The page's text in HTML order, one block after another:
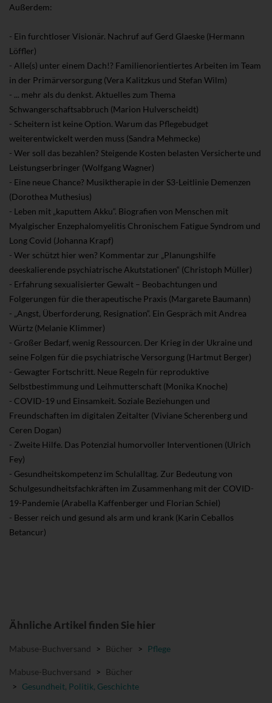
Außerdem:
- Ein furchtloser Visionär. Nachruf auf Gerd Glaeske (Hermann
Löffler)
- Alle(s) unter einem Dach!? Familienorientiertes Arbeiten im Team
in der Primärversorgung (Vera Kalitzkus und Stefan Wilm)
- ... mehr als du denkst. Aktuelles zum Thema
Schwangerschaftsabbruch (Marion Hulverscheidt)
- Scheitern ist keine Option. Warum das Pflegebudget
weiterentwickelt werden muss (Sandra Mehmecke)
- Wer soll das bezahlen? Steigende Kosten belasten Versicherte und
Leistungserbringer (Wolfgang Wagner)
- Eine neue Chance? Musiktherapie in der S3-Leitlinie Demenzen
(Dorothea Muthesius)
- Leben mit „kaputtem Akku“. Biografien von Menschen mit
Myalgischer Enzephalomyelitis Chronischem Fatigue Syndrom und
Long Covid (Johanna Krapf)
- Wer schützt hier wen? Kommentar zur „Planungshilfe
deeskalierende psychiatrische Akutstationen“ (Christoph Müller)
- Erfahrung sexualisierter Gewalt – Beobachtungen und
Folgerungen für die therapeutische Praxis (Margarete Baumann)
- „Angst, Überforderung, Resignation“. Ein Gespräch mit Andrea
Würtz (Melanie Klimmer)
- Großer Bedarf, wenig Ressourcen. Der Krieg in der Ukraine und
seine Folgen für die psychiatrische Versorgung (Hartmut Berger)
- Gewagter Fortschritt. Neue Regeln für reproduktive
Selbstbestimmung und Leihmutterschaft (Monika Knoche)
- COVID-19 und Einsamkeit. Soziale Beziehungen und
Freundschaften im digitalen Zeitalter (Viviane Scherenberg und
Ceren Dogan)
- Zweite Hilfe. Das Potenzial humorvoller Interventionen (Ulrich
Fey)
- Gesundheitskompetenz im Schulalltag. Zur Bedeutung von
Schulgesundheitsfachkräften im Zusammenhang mit der COVID-
19-Pandemie (Arabella Kaffenberger und Florian Schiel)
- Besser reich und gesund als arm und krank (Karin Ceballos
Betancur)
Ähnliche Artikel finden Sie hier
Mabuse-Buchversand > Bücher > Pflege
Mabuse-Buchversand > Bücher
> Gesundheit, Politik, Geschichte